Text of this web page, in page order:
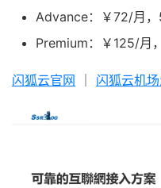
Advance：￥72/月，
Premium：￥125/月
闪狐云官网 闪狐云机场